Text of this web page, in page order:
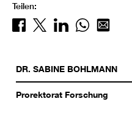
Teilen:
DR. SABINE BOHLMANN
Prorektorat Forschung